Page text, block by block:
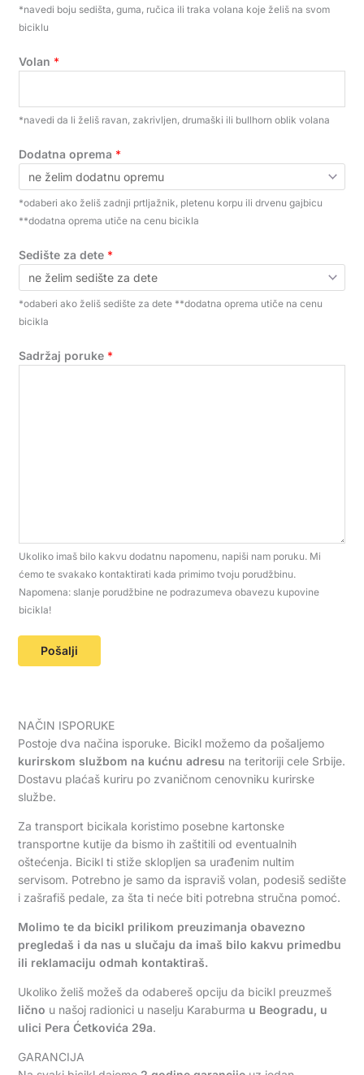
*navedi boju sedišta, guma, ručica ili traka volana koje želiš na svom
biciklu
Volan *
*navedi da li želiš ravan, zakrivljen, drumaški ili bullhorn oblik volana
Dodatna oprema *
*odaberi ako želiš zadnji prtljažnik, pletenu korpu ili drvenu gajbicu
**dodatna oprema utiče na cenu bicikla
Sedište za dete *
*odaberi ako želiš sedište za dete **dodatna oprema utiče na cenu
bicikla
Sadržaj poruke *
Ukoliko imaš bilo kakvu dodatnu napomenu, napiši nam poruku. Mi
ćemo te svakako kontaktirati kada primimo tvoju porudžbinu.
Napomena: slanje porudžbine ne podrazumeva obavezu kupovine
bicikla!
Pošalji
NAČIN ISPORUKE
Postoje dva načina isporuke. Bicikl možemo da pošaljemo
kurirskom službom na kućnu adresu na teritoriji cele Srbije.
Dostavu plaćaš kuriru po zvaničnom cenovniku kurirske
službe.
Za transport bicikala koristimo posebne kartonske
transportne kutije da bismo ih zaštitili od eventualnih
oštećenja. Bicikl ti stiže sklopljen sa urađenim nultim
servisom. Potrebno je samo da ispraviš volan, podesiš sedište
i zašrafiš pedale, za šta ti neće biti potrebna stručna pomoć.
Molimo te da bicikl prilikom preuzimanja obavezno
pregledaš i da nas u slučaju da imaš bilo kakvu primedbu
ili reklamaciju odmah kontaktiraš.
Ukoliko želiš možeš da odabereš opciju da bicikl preuzmeš
lično u našoj radionici u naselju Karaburma u Beogradu, u
ulici Pera Ćetkovića 29a.
GARANCIJA